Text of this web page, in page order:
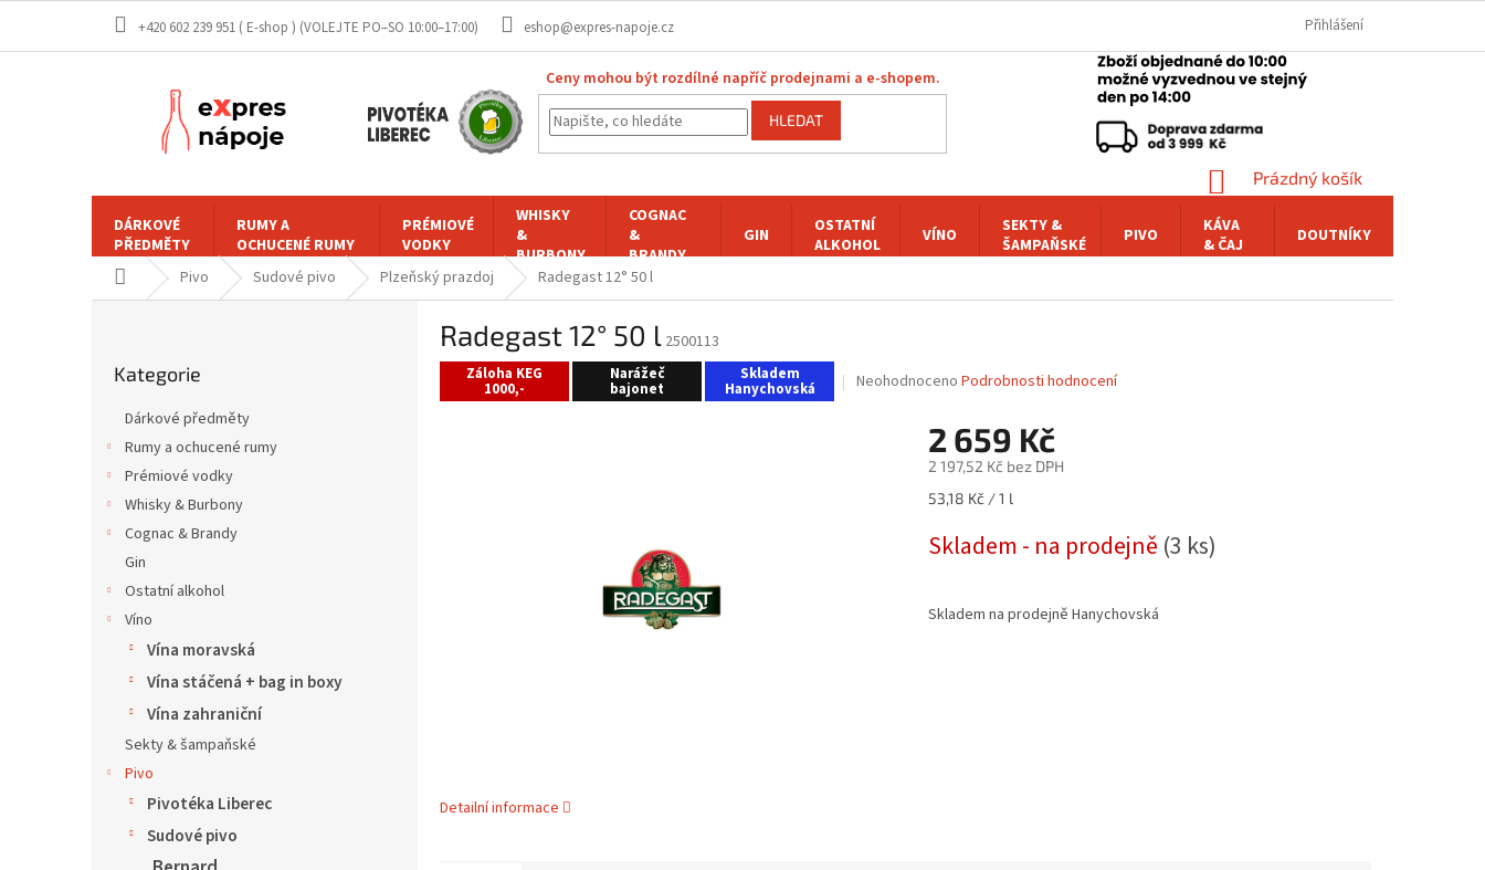
obsah
+420 602 239 951 ( E-shop ) eshop@expres-napoje.cz Přihlášení
Ceny mohou být rozdílné napříč prodejnami a e-shopem.
HLEDAT
NÁKUPNÍ
KOŠÍK
Prázdný košík
DÁRKOVÉ
PŘEDMĚTY
RUMY A
OCHUCENÉ RUMY
PRÉMIOVÉ
VODKY
WHISKY
&
BURBONY
COGNAC
&
BRANDY
GIN
OSTATNÍ
ALKOHOL
VÍNO
SEKTY &
ŠAMPAŇSKÉ
PIVO
KÁVA
& ČAJ
DOUTNÍKY
Domů Pivo Sudové pivo Plzeňský prazdoj Radegast 12° 50 l
kategorie
Kategorie
Dárkové předměty
Rumy a ochucené rumy
Prémiové vodky
Whisky & Burbony
Cognac & Brandy
Gin
Ostatní alkohol
Víno
Vína moravská
Vína stáčená + bag in boxy
Vína zahraniční
Sekty & šampaňské
Pivo
Pivotéka Liberec
Sudové pivo
Radegast 12° 50 l 2500113
Záloha KEG
1000,-
Narážeč
bajonet
Skladem
Hanychovská
Průměrné
Neohodnoceno Podrobnosti hodnocení
Detailní informace
2 659 Kč
2 197,52 Kč bez DPH
Měrná
53,18 Kč / 1 l
Skladem - na prodejně (3 ks)
Skladem na prodejně Hanychovská